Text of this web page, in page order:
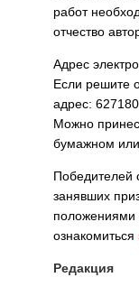
работ
отчество
Адрес
Если решите
адрес:
Можно
бумажном или
Победителей
занявших
положениями
ознакомиться
Редакция